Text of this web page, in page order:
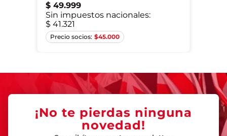
$ 49.999
Sin impuestos nacionales:
$ 41.321
$45.000
¡No te pierdas ninguna
novedad!